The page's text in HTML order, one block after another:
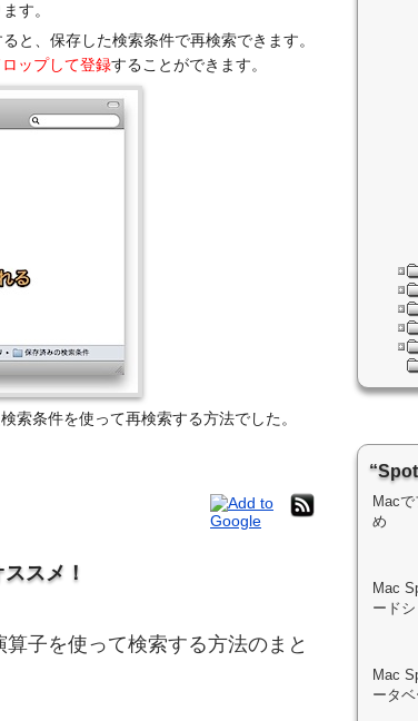
す。
と、保存した検索条件で再検索できます。
ロップして登録することができます。
索条件を使って再検索する方法でした。
スメ！
子を使って検索する方法のまと
Mac
め
Mac
ード
Mac
ータ